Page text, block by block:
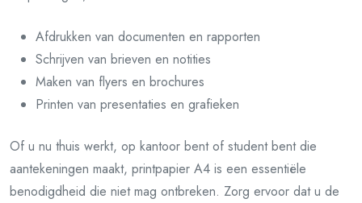
Afdrukken van documenten en rapporten
Schrijven van brieven en notities
Maken van flyers en brochures
Printen van presentaties en grafieken
Of u nu thuis werkt, op kantoor bent of student bent die
aantekeningen maakt, printpapier A4 is een essentiële
benodigdheid die niet mag ontbreken. Zorg ervoor dat u de